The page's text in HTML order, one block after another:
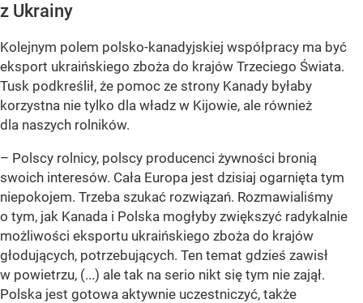
z Ukrainy
Kolejnym polem polsko-kanadyjskiej współpracy ma być
eksport ukraińskiego zboża do krajów Trzeciego Świata.
Tusk podkreślił, że pomoc ze strony Kanady byłaby
korzystna nie tylko dla władz w Kijowie, ale również
dla naszych rolników.
– Polscy rolnicy, polscy producenci żywności bronią
swoich interesów. Cała Europa jest dzisiaj ogarnięta tym
niepokojem. Trzeba szukać rozwiązań. Rozmawialiśmy
o tym, jak Kanada i Polska mogłyby zwiększyć radykalnie
możliwości eksportu ukraińskiego zboża do krajów
głodujących, potrzebujących. Ten temat gdzieś zawisł
w powietrzu, (...) ale tak na serio nikt się tym nie zajął.
Polska jest gotowa aktywnie uczestniczyć, także